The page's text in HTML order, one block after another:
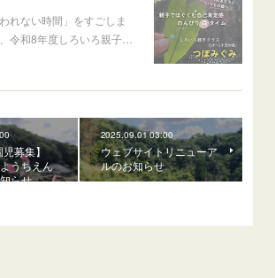
れない時間」をすごしま
令和8年度しろいろ親子…
児募集】
うちえん
らせ
2025.09.01 03:00
ウェブサイトリニューア
ルのお知らせ